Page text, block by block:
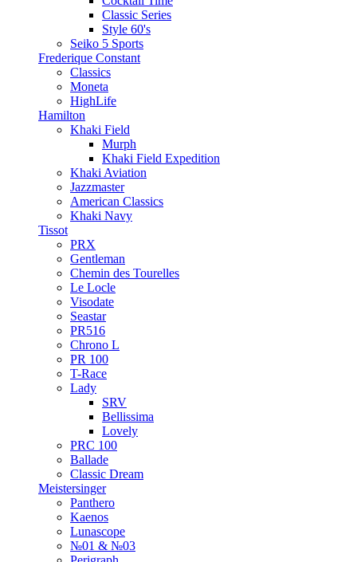
Classic Series
Style 60's
Seiko 5 Sports
Frederique Constant
Classics
Moneta
HighLife
Hamilton
Khaki Field
Murph
Khaki Field Expedition
Khaki Aviation
Jazzmaster
American Classics
Khaki Navy
Tissot
PRX
Gentleman
Chemin des Tourelles
Le Locle
Visodate
Seastar
PR516
Chrono L
PR 100
T-Race
Lady
SRV
Bellissima
Lovely
PRC 100
Ballade
Classic Dream
Meistersinger
Panthero
Kaenos
Lunascope
№01 & №03